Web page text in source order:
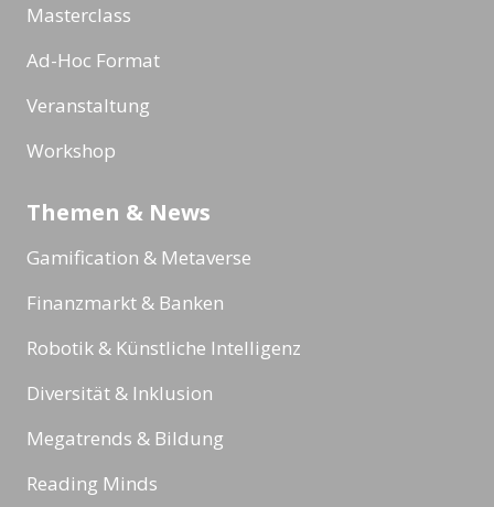
Masterclass
Ad-Hoc Format
Veranstaltung
Workshop
Themen & News
Gamification & Metaverse
Finanzmarkt & Banken
Robotik & Künstliche Intelligenz
Diversität & Inklusion
Megatrends & Bildung
Reading Minds